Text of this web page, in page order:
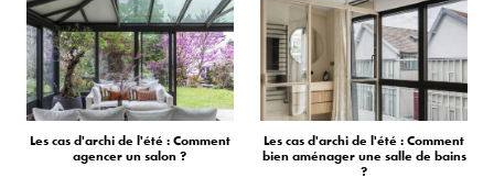
Les cas d'archi de l'été : Comment
agencer un salon ?
Les cas d'archi de l'été : Comment
bien aménager une salle de bains
?